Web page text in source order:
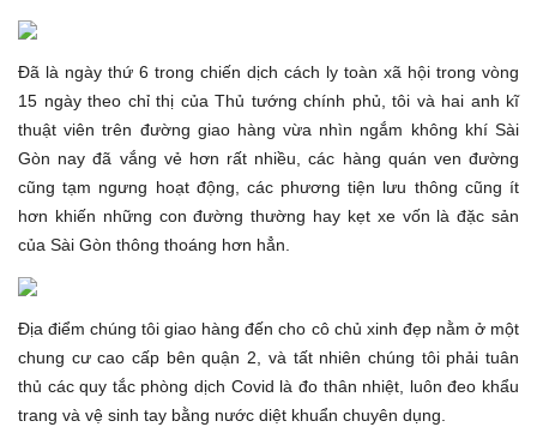
Đã là ngày thứ 6 trong chiến dịch cách ly toàn xã hội trong vòng
15 ngày theo chỉ thị của Thủ tướng chính phủ, tôi và hai anh kĩ
thuật viên trên đường giao hàng vừa nhìn ngắm không khí Sài
Gòn nay đã vắng vẻ hơn rất nhiều, các hàng quán ven đường
cũng tạm ngưng hoạt động, các phương tiện lưu thông cũng ít
hơn khiến những con đường thường hay kẹt xe vốn là đặc sản
của Sài Gòn thông thoáng hơn hẳn.
Địa điểm chúng tôi giao hàng đến cho cô chủ xinh đẹp nằm ở một
chung cư cao cấp bên quận 2, và tất nhiên chúng tôi phải tuân
thủ các quy tắc phòng dịch Covid là đo thân nhiệt, luôn đeo khẩu
trang và vệ sinh tay bằng nước diệt khuẩn chuyên dụng.